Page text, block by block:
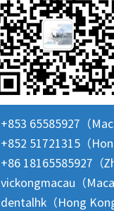
+853 65585927（
+852 51721315（
+86 18165585927（
vickongmacau（
dentalhk（Hong Kong